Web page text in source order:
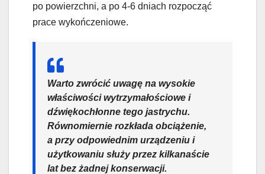
po powierzchni, a po 4-6 dniach rozpocząć
prace wykończeniowe.
Warto zwrócić uwagę na wysokie
właściwości wytrzymałościowe i
dźwiękochłonne tego jastrychu.
Równomiernie rozkłada obciążenie,
a przy odpowiednim urządzeniu i
użytkowaniu służy przez kilkanaście
lat bez żadnej konserwacji.